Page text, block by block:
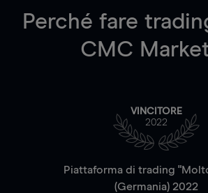
Perché fare
CMC
VINCITORE
2022
Piattaforma di trading
(Germania) 2022